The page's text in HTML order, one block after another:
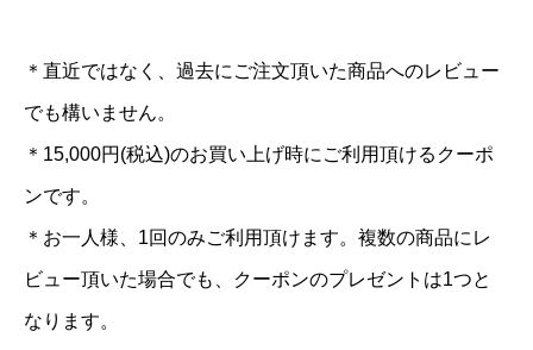
＊直近ではなく、過去にご注文頂いた商品へのレビュー
でも構いません。
＊15,000円(税込)のお買い上げ時にご利用頂けるクーポ
ンです。
＊お一人様、1回のみご利用頂けます。複数の商品にレ
ビュー頂いた場合でも、クーポンのプレゼントは1つと
なります。